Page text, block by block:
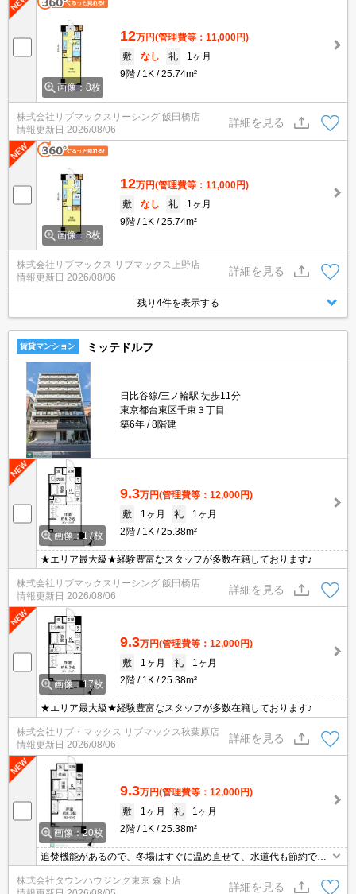
画像：8枚
12万円(管理費等：11,000円)
敷
なし 礼
1ヶ月
9階
1K 25.74m²
株式会社リブマックスリーシング 飯田橋店
情報更新日 2026/08/06
詳細を見る
画像：8枚
12万円(管理費等：11,000円)
敷
なし 礼
1ヶ月
9階
1K 25.74m²
株式会社リブマックス リブマックス上野店
情報更新日 2026/08/06
詳細を見る
残り4件を表示する
賃貸マンション ミッテドルフ
日比谷線/三ノ輪駅 徒歩11分
東京都台東区千束３丁目
築6年
8階建
画像：17枚
9.3万円(管理費等：12,000円)
敷
1ヶ月 礼
1ヶ月
2階
1K 25.38m²
★エリア最大級★経験豊富なスタッフが多数在籍しております♪
株式会社リブマックスリーシング 飯田橋店
情報更新日 2026/08/06
詳細を見る
画像：17枚
9.3万円(管理費等：12,000円)
敷
1ヶ月 礼
1ヶ月
2階
1K 25.38m²
★エリア最大級★経験豊富なスタッフが多数在籍しております♪
株式会社リブ・マックス リブマックス秋葉原店
情報更新日 2026/08/06
詳細を見る
画像：20枚
9.3万円(管理費等：12,000円)
敷
1ヶ月 礼
1ヶ月
2階
1K 25.38m²
追焚機能があるので、冬場はすぐに温め直せて、水道代も節約でき
ます。モニター付インターホンで来訪者が一目瞭然。セールスや勧
誘対策もできて安心です。
株式会社タウンハウジング東京 森下店
詳細を見る